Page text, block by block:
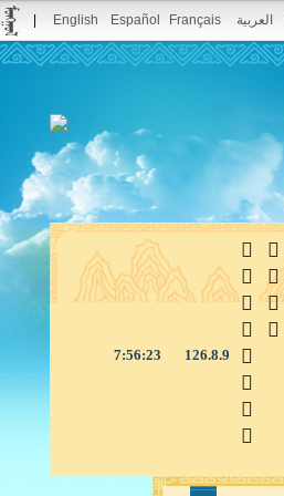
English Español Français العربية
7:56:24 126.8.9

